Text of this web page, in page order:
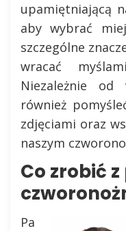
upamiętniającą
aby wybrać
szczególne
wracać
Niezależnie
również
zdjęciami oraz
naszym
Co zrobić
Pa